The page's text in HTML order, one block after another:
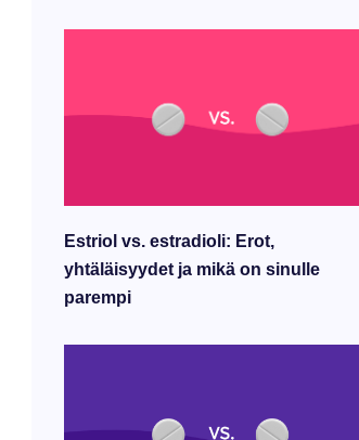
Estriol vs. estradioli: Erot,
yhtäläisyydet ja mikä on sinulle
parempi